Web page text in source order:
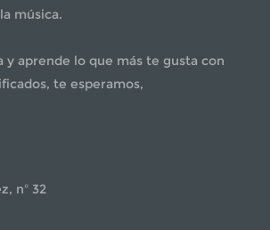
música.
aprende lo que más te gusta con
te esperamos,
nº 32